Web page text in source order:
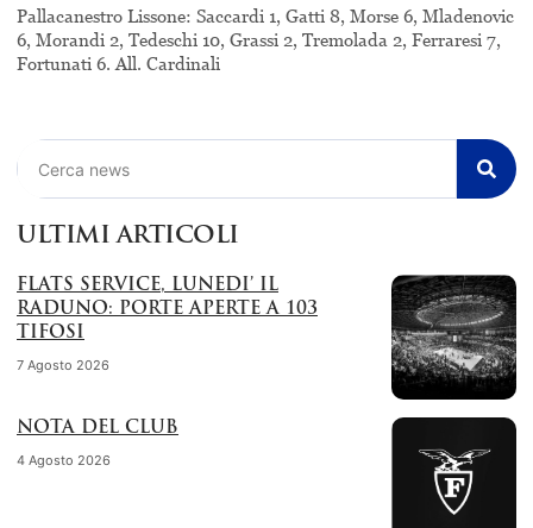
Pallacanestro Lissone: Saccardi 1, Gatti 8, Morse 6, Mladenovic
6, Morandi 2, Tedeschi 10, Grassi 2, Tremolada 2, Ferraresi 7,
Fortunati 6. All. Cardinali
ULTIMI ARTICOLI
FLATS SERVICE, LUNEDI’ IL
RADUNO: PORTE APERTE A 103
TIFOSI
7 Agosto 2026
NOTA DEL CLUB
4 Agosto 2026